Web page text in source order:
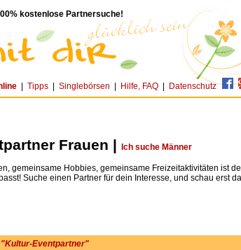
kostenlose Partnersuche!
Tipps Singlebörsen Hilfe, FAQ Datenschutz
Frauen | Ich suche Männer
gemeinsame Hobbies, gemeinsame Freizeitaktivitäten ist
Suche einen Partner für dein Interesse, und schau erst
"Kultur-Eventpartner"